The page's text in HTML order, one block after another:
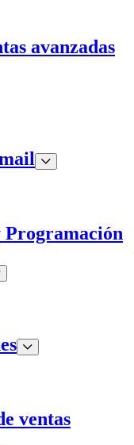
avanzadas
Programación
ventas